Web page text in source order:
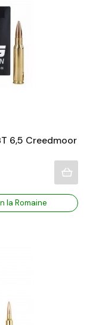
6,5 Creedmoor
la Romaine